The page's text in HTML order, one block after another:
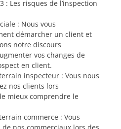
: Les risques de l’inspection
: Nous vous
démarcher un client et
notre discours
vos changes de
en client.
inspecteur : Vous nous
nos clients lors
mieux comprendre le
commerce : Vous